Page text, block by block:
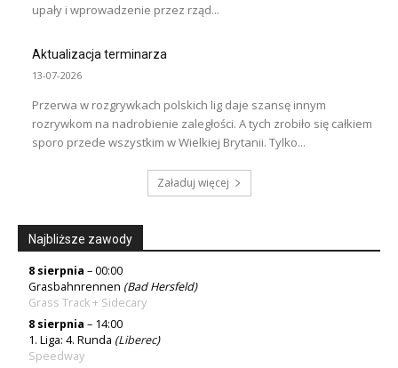
upały i wprowadzenie przez rząd...
Aktualizacja terminarza
13-07-2026
Przerwa w rozgrywkach polskich lig daje szansę innym
rozrywkom na nadrobienie zaległości. A tych zrobiło się całkiem
sporo przede wszystkim w Wielkiej Brytanii. Tylko...
Załaduj więcej
Najbliższe zawody
8 sierpnia – 00:00
Grasbahnrennen (Bad Hersfeld)
Grass Track + Sidecary
8 sierpnia – 14:00
1. Liga: 4. Runda (Liberec)
Speedway